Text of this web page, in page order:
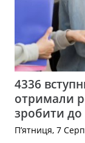
4336
отримали
зробити до
П’ятниця, 7